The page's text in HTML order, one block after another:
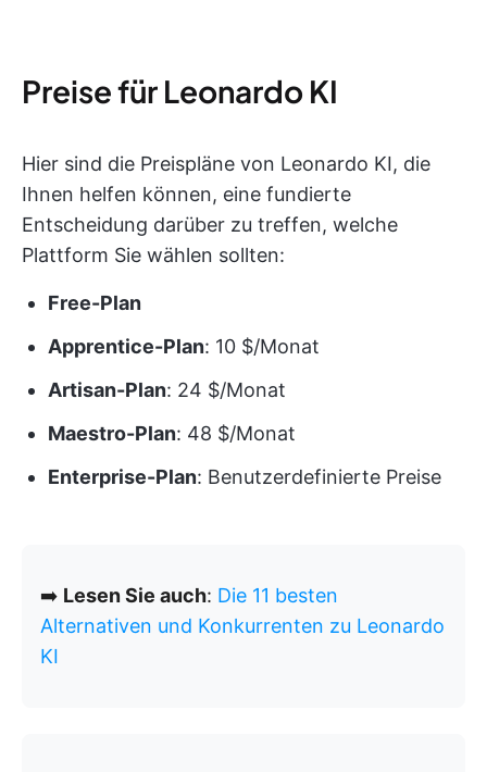
Preise für Leonardo KI
Hier sind die Preispläne von Leonardo KI, die
Ihnen helfen können, eine fundierte
Entscheidung darüber zu treffen, welche
Plattform Sie wählen sollten:
Free-Plan
Apprentice-Plan: 10 $/Monat
Artisan-Plan: 24 $/Monat
Maestro-Plan: 48 $/Monat
Enterprise-Plan: Benutzerdefinierte Preise
➡️ Lesen Sie auch: Die 11 besten
Alternativen und Konkurrenten zu Leonardo
KI